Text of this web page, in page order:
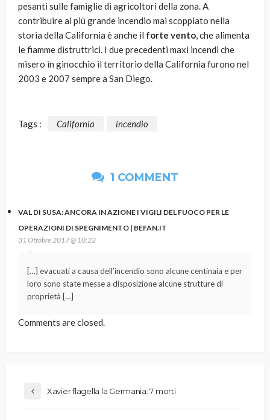
pesanti sulle famiglie di agricoltori della zona. A
contribuire al più grande incendio mai scoppiato nella
storia della California è anche il forte vento, che alimenta
le fiamme distruttrici. I due precedenti maxi incendi che
misero in ginocchio il territorio della California furono nel
2003 e 2007 sempre a San Diego.
Tags : California incendio
1 COMMENT
VAL DI SUSA: ANCORA IN AZIONE I VIGILI DEL FUOCO PER LE
OPERAZIONI DI SPEGNIMENTO | BEFAN.IT
31 Ottobre 2017 @ 10:22
[…] evacuati a causa dell’incendio sono alcune centinaia e per
loro sono state messe a disposizione alcune strutture di
proprietà […]
Comments are closed.
Xavier flagella la Germania: 7 morti